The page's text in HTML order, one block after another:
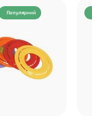
Популярний